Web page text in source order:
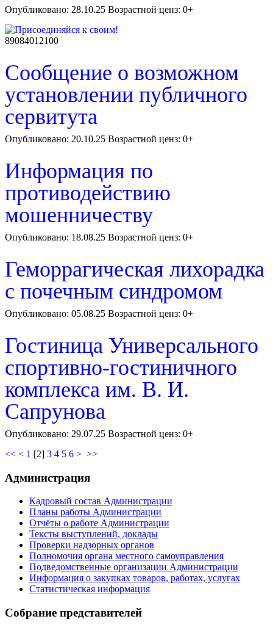
Опубликовано: 28.10.25 Возрастной ценз: 0+
89084012100
Сообщение о возможном
установлении публичного
сервитута
Опубликовано: 20.10.25 Возрастной ценз: 0+
Информация по
противодействию
мошенничеству
Опубликовано: 18.08.25 Возрастной ценз: 0+
Геморрагическая лихорадка
с почечным синдромом
Опубликовано: 05.08.25 Возрастной ценз: 0+
Гостиница Универсального
спортивно-гостиничного
комплекса им. В. И.
Сапрунова
Опубликовано: 29.07.25 Возрастной ценз: 0+
<< < 1 [2] 3 4 5 6 > >>
Администрация
Кадровый состав Администрации
Планы работы Администрации
Отчёты о работе Администрации
Тексты выступлений, доклады
Проверки надзорных органов
Полномочия органа местного самоуправления
Подведомственные организации Администрации
Информация о закупках товаров, работах, услугах
Статистическая информация
Собрание представителей